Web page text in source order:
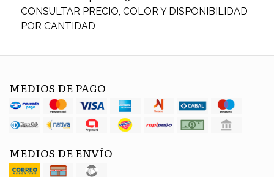
CONSULTAR PRECIO, COLOR Y DISPONIBILIDAD
POR CANTIDAD
MEDIOS DE PAGO
MEDIOS DE ENVÍO